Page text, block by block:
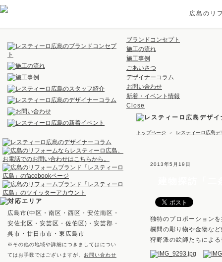
広島のリ
ブランドコンセプト
施工の流れ
施工事例
ごあいさつ
デザイナーコラム
お問い合わせ
新着・イベント情報
Close
トップページ ＞ レスティーロ広島
2013年5月19日
独特のプロポーション
欄間の彫り物や金物な
狩野派の絵師たちによ
広島市(中区・南区・西区・安佐南区・
安佐北区・安芸区・佐伯区)・安芸郡・
呉市・廿日市市・東広島市
※その他の地域や詳細につきましてはについ
てはお手数ではございますが、 お問い合わせ